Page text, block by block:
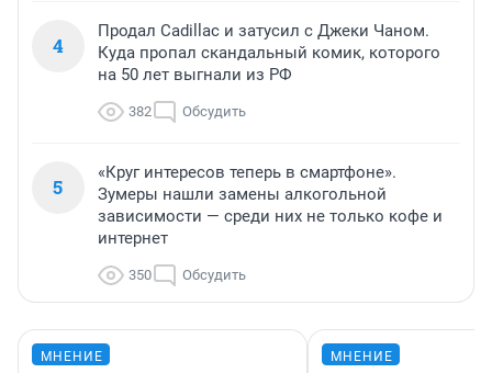
4
Продал Cadillac и затусил с Джеки Чаном.
Куда пропал скандальный комик, которого
на 50 лет выгнали из РФ
382 Обсудить
5
«Круг интересов теперь в смартфоне».
Зумеры нашли замены алкогольной
зависимости — среди них не только кофе и
интернет
350 Обсудить
МНЕНИЕ МНЕНИЕ